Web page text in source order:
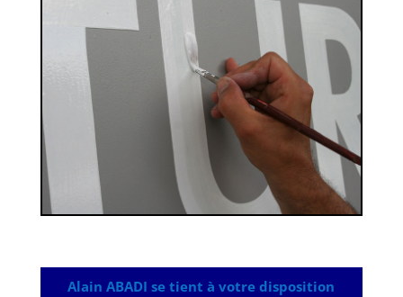
Alain ABADI se tient à votre disposition